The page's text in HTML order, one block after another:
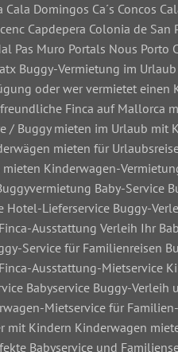
Domingos Ca´s Concos
Capdepera Colonia de San
Pas Muro Portals Nous Porto
Buggy-Vermietung im
oder wer vermietet einen
Finca auf Mallorca
/ Buggy mieten im Urlaub mit
mieten für
Kinderwagen-
Baby-Service
Hotel-Lieferservice Buggy-
Ausstattung Verleih Ihr
Service für Familienreisen
Ausstattung-Mietservice
Babyservice Buggy-Verleih
Mietservice für
mit Kindern Kinderwagen
Babyservice und